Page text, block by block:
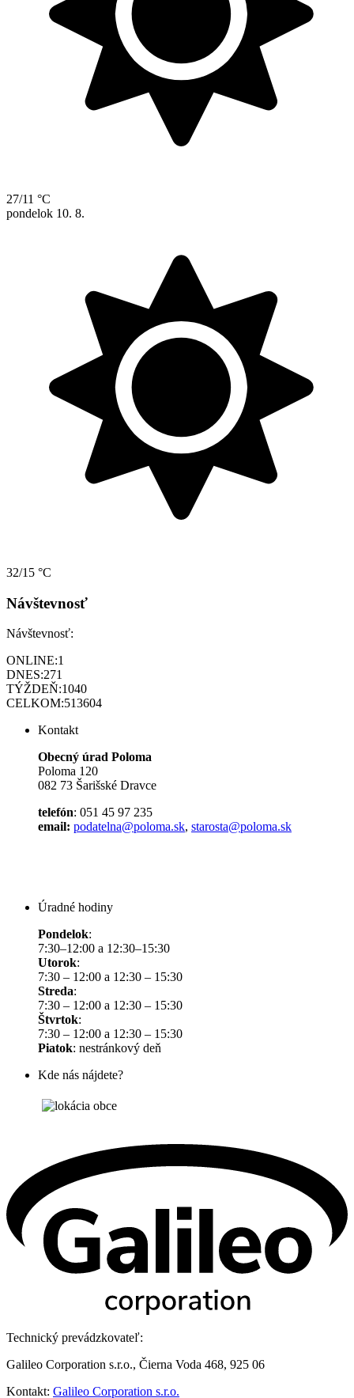
27/11 °C
pondelok 10. 8.
32/15 °C
Návštevnosť
Návštevnosť:
ONLINE:1
DNES:271
TÝŽDEŇ:1040
CELKOM:513604
Kontakt
Obecný úrad Poloma
Poloma 120
082 73 Šarišské Dravce
telefón: 051 45 97 235
email: podatelna@poloma.sk, starosta@poloma.sk
Úradné hodiny
Pondelok:
7:30–12:00 a 12:30–15:30
Utorok:
7:30 – 12:00 a 12:30 – 15:30
Streda:
7:30 – 12:00 a 12:30 – 15:30
Štvrtok:
7:30 – 12:00 a 12:30 – 15:30
Piatok: nestránkový deň
Kde nás nájdete?
Technický prevádzkovateľ:
Galileo Corporation s.r.o., Čierna Voda 468, 925 06
Kontakt: Galileo Corporation s.r.o.